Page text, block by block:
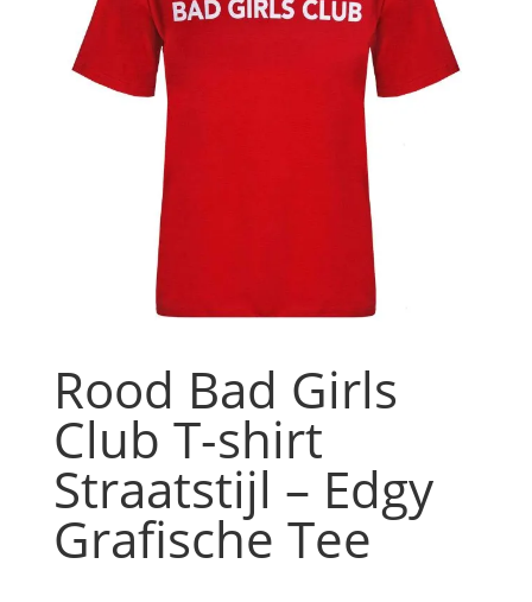
Rood Bad Girls
Club T-shirt
Straatstijl – Edgy
Grafische Tee